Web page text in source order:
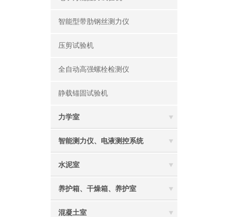
智能型带肋钢丝测力仪
压剪试验机
全自动高强螺栓检测仪
静载锚固试验机
力学室
智能测力仪、电液测控系统
水泥室
养护箱、干燥箱、养护室
混凝土室